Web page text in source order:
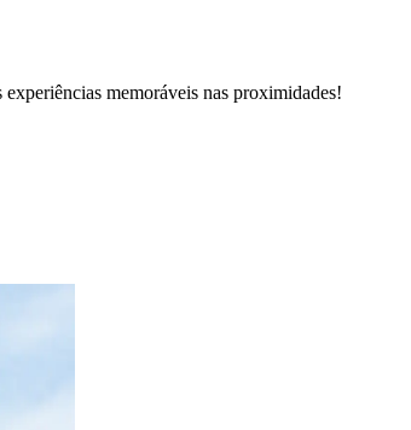
memoráveis nas proximidades!